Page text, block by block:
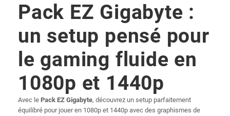
Pack EZ Gigabyte :
un setup pensé pour
le gaming fluide en
1080p et 1440p
Avec le Pack EZ Gigabyte, découvrez un setup parfaitement
équilibré pour jouer en 1080p et 1440p avec des graphismes de